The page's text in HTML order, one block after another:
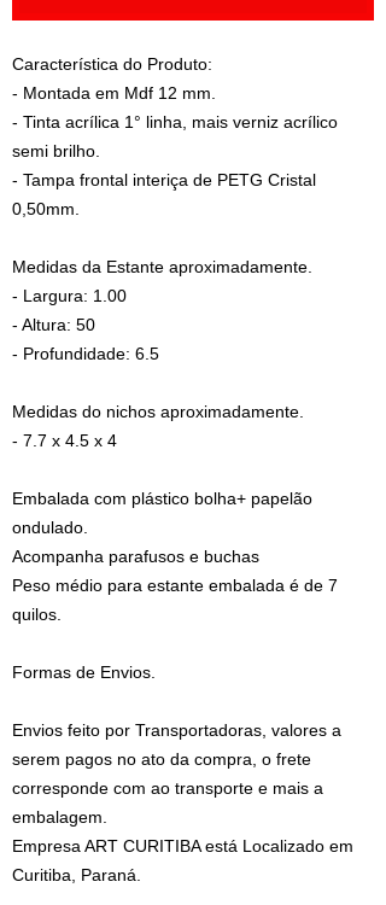
Característica do Produto:
- Montada em Mdf 12 mm.
- Tinta acrílica 1° linha, mais verniz acrílico
semi brilho.
- Tampa frontal interiça de PETG Cristal
0,50mm.
Medidas da Estante aproximadamente.
- Largura: 1.00
- Altura: 50
- Profundidade: 6.5
Medidas do nichos aproximadamente.
- 7.7 x 4.5 x 4
Embalada com plástico bolha+ papelão
ondulado.
Acompanha parafusos e buchas
Peso médio para estante embalada é de 7
quilos.
Formas de Envios.
Envios feito por Transportadoras, valores a
serem pagos no ato da compra, o frete
corresponde com ao transporte e mais a
embalagem.
Empresa ART CURITIBA está Localizado em
Curitiba, Paraná.